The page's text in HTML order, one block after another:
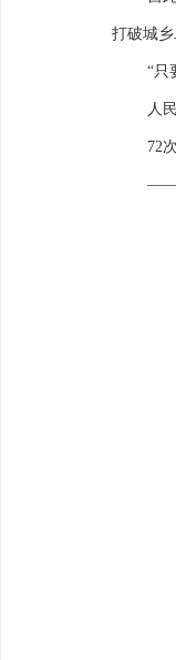
打破城
“只
人
72
——